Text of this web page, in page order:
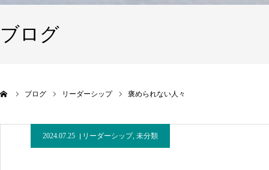
ブログ
ブログ リーダーシップ 褒められない人々
2024.07.25 リーダーシップ, 未分類